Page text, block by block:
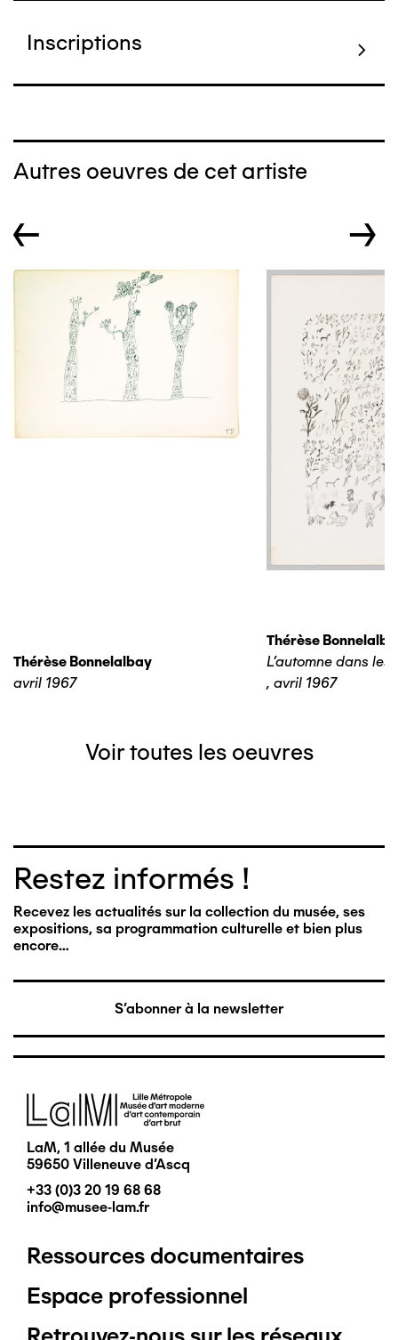
Inscriptions
Autres oeuvres de cet artiste
← →
Thérèse Bonnelalbay
avril 1967
Thérèse
L'automne dans les
, avril 1967
Voir toutes les oeuvres
Restez informés !
Recevez les actualités sur la collection du musée, ses
expositions, sa programmation culturelle et bien plus
encore…
S'abonner à la newsletter
Image
LaM, 1 allée du Musée
59650 Villeneuve d'Ascq
+33 (0)3 20 19 68 68
info@musee-lam.fr
Pied
de
Ressources documentaires
Espace professionnel